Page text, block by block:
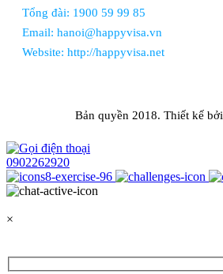
Tổng đài: 1900 59 99 85
Email: hanoi@happyvisa.vn
Website: http://happyvisa.net
Bản quyền 2018. Thiết kế bởi
0902262920
×